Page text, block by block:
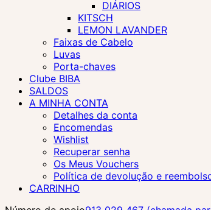
DIÁRIOS
KITSCH
LEMON LAVANDER
Faixas de Cabelo
Luvas
Porta-chaves
Clube BIBA
SALDOS
A MINHA CONTA
Detalhes da conta
Encomendas
Wishlist
Recuperar senha
Os Meus Vouchers
Política de devolução e
CARRINHO